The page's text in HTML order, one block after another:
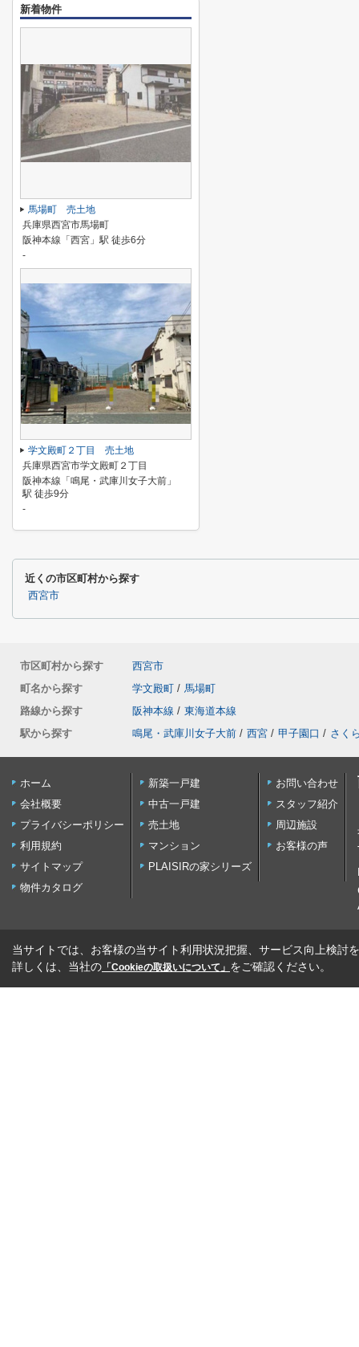
新着物件
馬場町 売土地
兵庫県西宮市馬場町
阪神本線「西宮」駅 徒歩6分
-
学文殿町２丁目 売土地
兵庫県西宮市学文殿町２丁目
阪神本線「鳴尾・武庫川女子大前」
駅 徒歩9分
-
近くの市区町村から探す
西宮市
市区町村から探す
西宮市
町名から探す
学文殿町 / 馬場町
路線から探す
阪神本線 / 東海道本線
駅から探す
鳴尾・武庫川女子大前 / 西宮 / 甲子園口 / さく
ホーム
会社概要
プライバシーポリシー
利用規約
サイトマップ
物件カタログ
新築一戸建
中古一戸建
売土地
マンション
PLAISIRの家シリーズ
お問い合わせ
スタッフ紹介
周辺施設
お客様の声
当サイトでは、お客様の当サイト利用状況把握、サービス向上検討
詳しくは、当社の 「Cookieの取扱いについて」 をご確認ください。